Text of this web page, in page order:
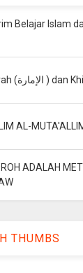
Belajar Islam
AL-
ADALAH
THUMBS